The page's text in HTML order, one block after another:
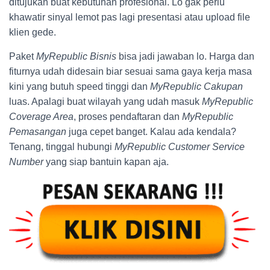
ditujukan buat kebutuhan profesional. Lo gak perlu
khawatir sinyal lemot pas lagi presentasi atau upload file
klien gede.
PaketMyRepublic Bisnis bisa jadi jawaban lo. Harga dan
fiturnya udah didesain biar sesuai sama gaya kerja masa
kini yang butuh speed tinggi dan MyRepublic Cakupan
luas. Apalagi buat wilayah yang udah masuk MyRepublic
Coverage Area, proses pendaftaran dan MyRepublic
Pemasangan juga cepet banget. Kalau ada kendala?
Tenang, tinggal hubungi MyRepublic Customer Service
Numberyang siap bantuin kapan aja.